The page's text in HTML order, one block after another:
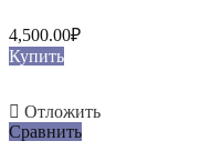
4,500.00₽
Купить
Отложить
Сравнить